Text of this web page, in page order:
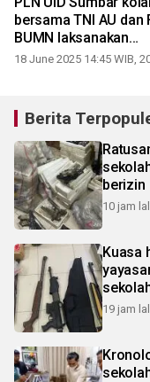
bersama TNI AU dan
BUMN laksanakan
penghijauan
18 June 2025 14:45 WIB,
Berita
berizin
10 jam
Kuasa
19 jam